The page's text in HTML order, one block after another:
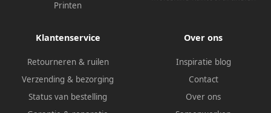
Printen
Klantenservice
Retourneren & ruilen
Verzending & bezorging
Status van bestelling
Over ons
Inspiratie blog
Contact
Over ons